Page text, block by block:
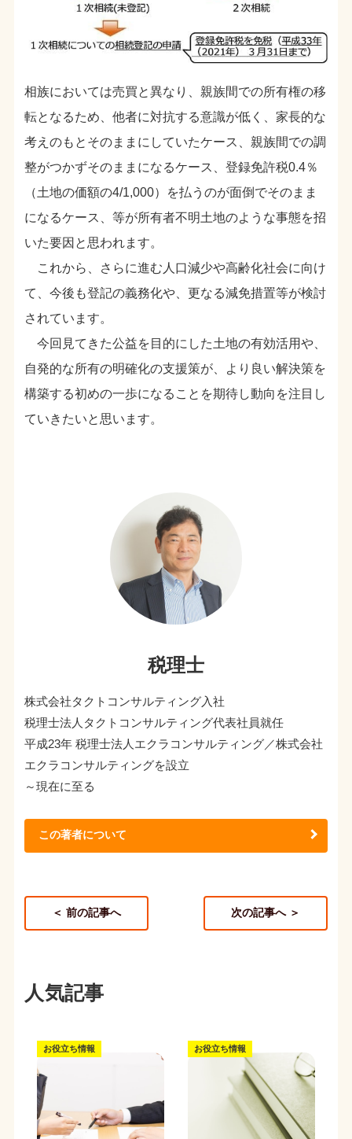
相族においては売買と異なり、親族間での所有権の移
転となるため、他者に対抗する意識が低く、家長的な
考えのもとそのままにしていたケース、親族間での調
整がつかずそのままになるケース、登録免許税0.4％
（土地の価額の4/1,000）を払うのが面倒でそのまま
になるケース、等が所有者不明土地のような事態を招
いた要因と思われます。
これから、さらに進む人口減少や高齢化社会に向け
て、今後も登記の義務化や、更なる減免措置等が検討
されています。
今回見てきた公益を目的にした土地の有効活用や、
自発的な所有の明確化の支援策が、より良い解決策を
構築する初めの一歩になることを期待し動向を注目し
ていきたいと思います。
税理士
株式会社タクトコンサルティング入社
税理士法人タクトコンサルティング代表社員就任
平成23年 税理士法人エクラコンサルティング／株式会社
エクラコンサルティングを設立
～現在に至る
この著者について
＜ 前の記事へ 次の記事へ ＞
人気記事
お役立ち情報 お役立ち情報